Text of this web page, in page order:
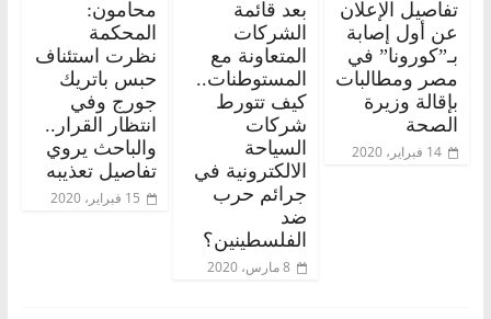
تفاصيل الإعلان
عن أول إصابة
بـ”كورونا” في
مصر ومطالبات
بإقالة وزيرة
الصحة
14 فبراير، 2020
بعد قائمة
الشركات
المتعاونة مع
المستوطنات..
كيف تتورط
شركات
السياحة
الالكترونية في
جرائم حرب
ضد
الفلسطينين؟
8 مارس، 2020
محامون:
المحكمة
نظرت استئناف
حبس باتريك
جورج وفي
انتظار القرار..
والباحث يروي
تفاصيل تعذيبه
15 فبراير، 2020